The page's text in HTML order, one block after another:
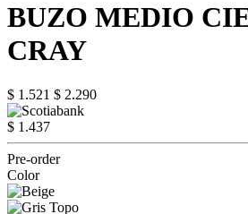
BUZO MEDIO
CRAY
$ 1.521 $ 2.290
$ 1.437
Pre-order
Color